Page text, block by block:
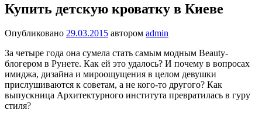
Купить детскую кроватку в Киеве
Опубликовано 29.03.2015 автором admin
За четыре года она сумела стать самым модным Beauty-
блогером в Рунете. Как ей это удалось? И почему в вопросах
имиджа, дизайна и мироощущения в целом девушки
прислушиваются к советам, а не кого-то другого? Как
выпускница Архитектурного института превра­тилась в гуру
стиля?